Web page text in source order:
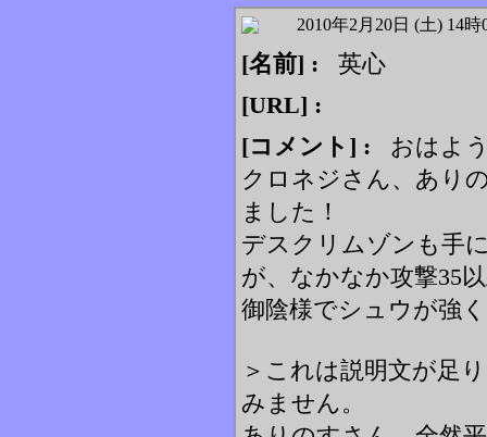
2010年2月20日 (土) 14時
[名前] : 英心
[URL] :
[コメント] : おはよ
クロネジさん、あり
ました！
デスクリムゾンも手
が、なかなか攻撃35
御陰様でシュウが強
＞これは説明文が足
みません。